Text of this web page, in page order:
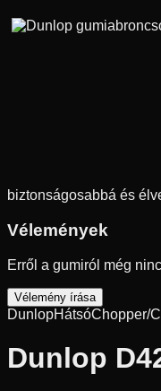
biztonságosabbá és
Vélemények
Erről a gumiról még
Vélemény írása
DunlopHátsóChopper/
Dunlop